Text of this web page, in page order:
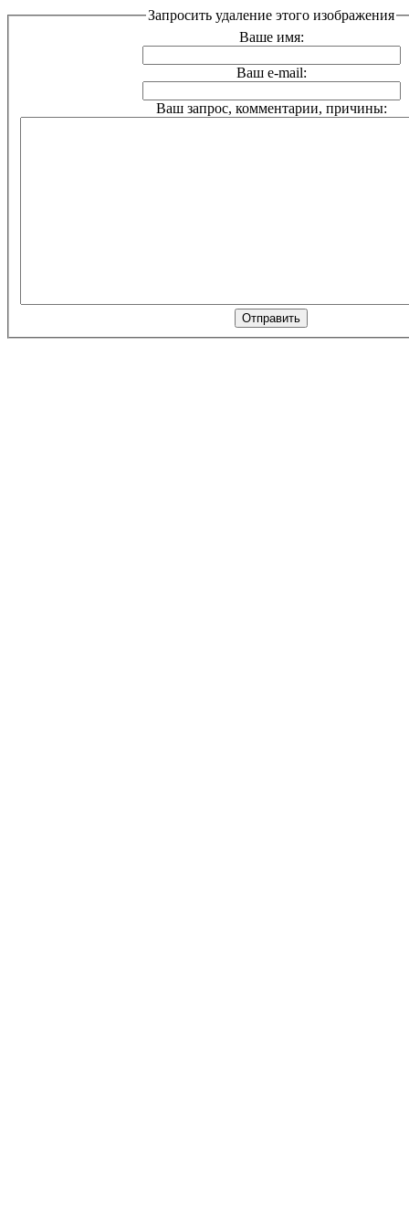
Запросить удаление этого изображения
Ваше имя:
Ваш e-mail:
Ваш запрос, комментарии, причины: